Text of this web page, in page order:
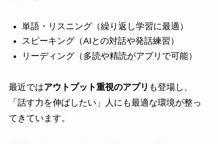
単語・リスニング（繰り返し学習に最適）
スピーキング（AIとの対話や発話練習）
リーディング（多読や精読がアプリで可能）
最近ではアウトプット重視のアプリ も登場し、
「話す力を伸ばしたい」人にも最適な環境が整っ
てきています。